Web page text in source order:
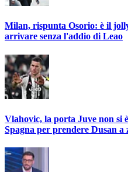
Milan, rispunta Osorio: è il
arrivare senza l'addio di Leao
Vlahovic, la porta Juve non si
Spagna per prendere Dusan a